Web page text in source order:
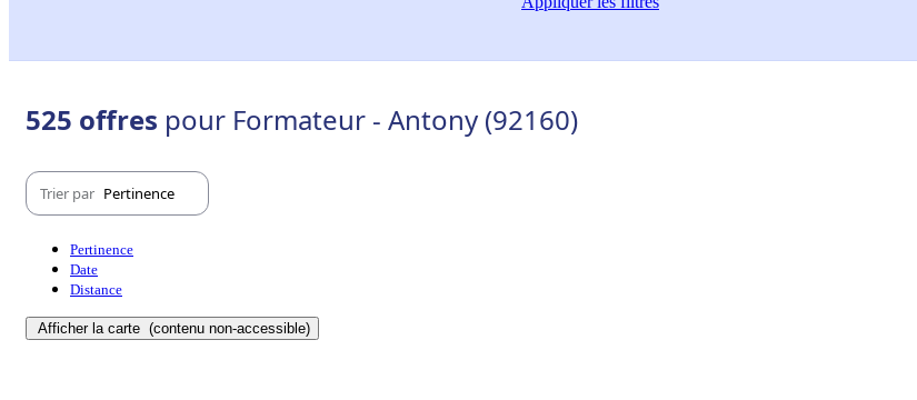
525 offres pour Formateur - Antony (92160)
Trier par Pertinence
Pertinence
Date
Distance
Afficher la carte (contenu non-accessible)